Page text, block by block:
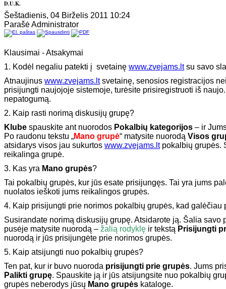
D.U.K.
Šeštadienis, 04 Birželis 2011 10:24
Parašė Administrator
Klausimai - Atsakymai
1. Kodėl negaliu patekti į svetainę www.zvejams.ltsu savo
Atnaujinus www.zvejams.ltsvetainę, senosios registracijos
prisijungti naujojoje sistemoje, turėsite prisiregistruoti iš naujo.
nepatogumą.
2. Kaip rasti norimą diskusijų grupę?
Klube spauskite ant nuorodos Pokalbių kategorijos – ir
Po raudonu tekstu „Mano grupė“ matysite nuorodą Visos
atsidarys visos jau sukurtos www.zvejams.ltpokalbių grupės.
reikalinga grupė.
3. Kas yra Mano grupės?
Tai pokalbių grupės, kur jūs esate prisijungęs. Tai yra jums
nuolatos ieškoti jums reikalingos grupės.
4. Kaip prisijungti prie norimos pokalbių grupės, kad galėčiau
Susirandate norimą diskusijų grupę. Atsidarote ją. Šalia savo
pusėje matysite nuorodą – žalią rodyklę ir tekstą Prisijungti
nuorodą ir jūs prisijungėte prie norimos grupės.
5. Kaip atsijungti nuo pokalbių grupės?
Ten pat, kur ir buvo nuoroda prisijungti prie grupės. Jums
Palikti grupę. Spauskite ją ir jūs atsijungsite nuo pokalbių
grupės neberodys jūsų Mano grupės kataloge.